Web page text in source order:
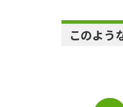
このよう